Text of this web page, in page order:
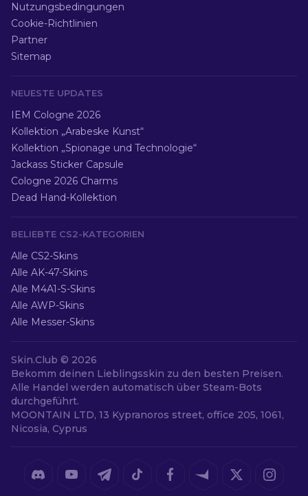
Nutzungsbedingungen
Cookie-Richtlinien
Partner
Sitemap
NEUESTE UPDATES
IEM Cologne 2026
Kollektion „Arabeske Kunst“
Kollektion „Spionage und Technologie“
Jackass Sticker Capsule
Cologne 2026 Charms
Dead Hand-Kollektion
BELIEBTE CS2-KATEGORIEN
Alle CS2-Skins
Alle AK-47-Skins
Alle M4A1-S-Skins
Alle AWP-Skins
Alle Messer-Skins
Skin.Club © 2026
Bekomm deinen Lieblingsskin zu den besten Preisen.
Alle Handel werden automatisch über Steam-Bots
durchgeführt.
MOONTAIN LTD, 13 Kypranoros street, office 205, 1061,
Nicosia, Cyprus